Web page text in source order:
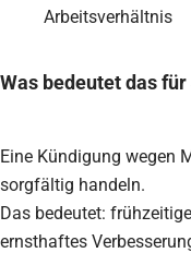
Arbeitsverhältnis
Was bedeutet das für
Eine Kündigung wegen
sorgfältig handeln.
Das bedeutet:
ernsthaftes